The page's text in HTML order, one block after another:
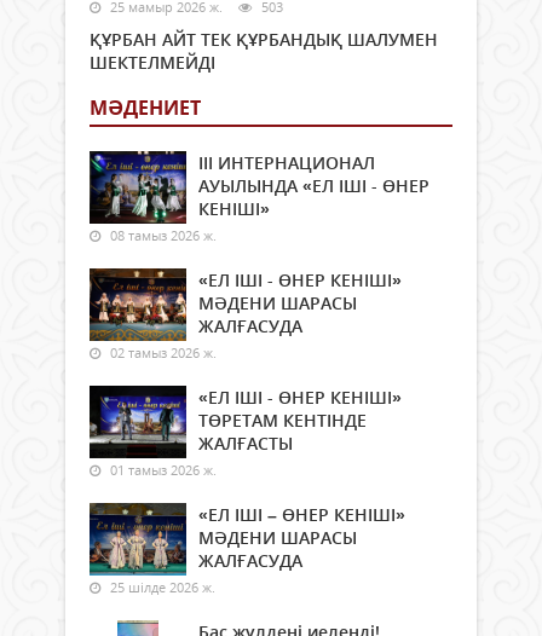
25 мамыр 2026 ж. 503
ҚҰРБАН АЙТ ТЕК ҚҰРБАНДЫҚ ШАЛУМЕН
ШЕКТЕЛМЕЙДІ
МӘДЕНИЕТ
ІІІ ИНТЕРНАЦИОНАЛ
АУЫЛЫНДА «ЕЛ ІШІ - ӨНЕР
КЕНІШІ»
08 тамыз 2026 ж.
«ЕЛ ІШІ - ӨНЕР КЕНІШІ»
МӘДЕНИ ШАРАСЫ
ЖАЛҒАСУДА
02 тамыз 2026 ж.
«ЕЛ ІШІ - ӨНЕР КЕНІШІ»
ТӨРЕТАМ КЕНТІНДЕ
ЖАЛҒАСТЫ
01 тамыз 2026 ж.
«ЕЛ ІШІ – ӨНЕР КЕНІШІ»
МӘДЕНИ ШАРАСЫ
ЖАЛҒАСУДА
25 шілде 2026 ж.